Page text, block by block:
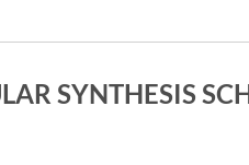
SYNTHESIS